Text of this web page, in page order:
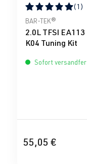
Durchschnittliche
(1)
BAR-TEK®
2.0L TFSI
K04 Tuning Kit
Sofort
55,05 €